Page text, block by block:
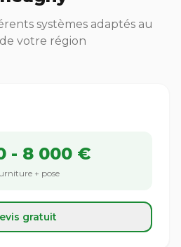
systèmes adaptés au
votre région
- 8 000 €
+ pose
gratuit